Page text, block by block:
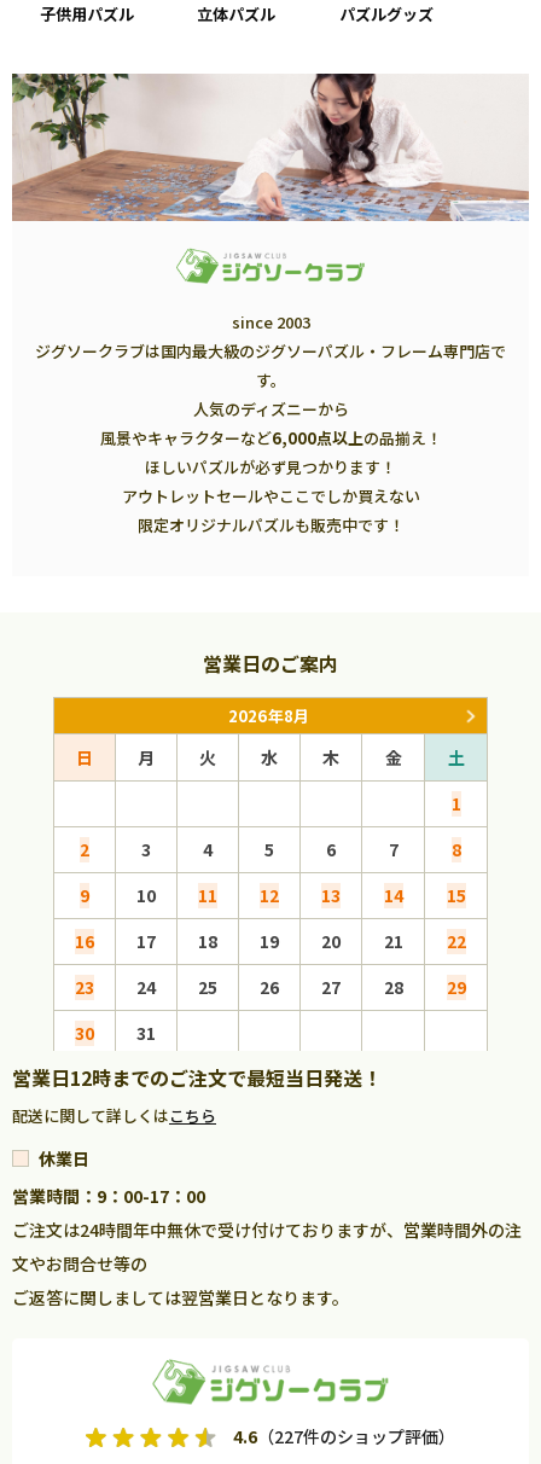
子供用パズル 立体パズル パズルグッズ
since 2003
ジグソークラブは国内最大級のジグソーパズル・フレーム専門店で
す。
人気のディズニーから
風景やキャラクターなど6,000点以上の品揃え！
ほしいパズルが必ず見つかります！
アウトレットセールやここでしか買えない
限定オリジナルパズルも販売中です！
営業日のご案内
2026年8月
日 月 火 水 木 金
土
1
2
3 4 5 6 7
8
9
10 11 12 13 14
15
16
17 18 19 20 21
22
23
24 25 26 27 28
29
30
31
営業日12時までのご注文で最短当日発送！
配送に関して詳しくはこちら
休業日
営業時間：9：00-17：00
ご注文は24時間年中無休で受け付けておりますが、営業時間外の注
文やお問合せ等の
ご返答に関しましては翌営業日となります。
4.6 （227件のショップ評価）